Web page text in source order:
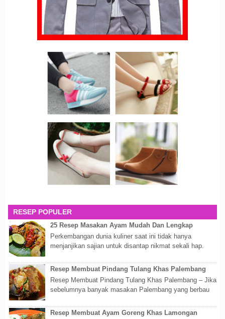
RESEP POPULER
25 Resep Masakan Ayam Mudah Dan Lengkap
Perkembangan dunia kuliner saat ini tidak hanya
menjanjikan sajian untuk disantap nikmat sekali hap.
Resep Membuat Pindang Tulang Khas Palembang
Resep Membuat Pindang Tulang Khas Palembang – Jika
sebelumnya banyak masakan Palembang yang berbau
Resep Membuat Ayam Goreng Khas Lamongan